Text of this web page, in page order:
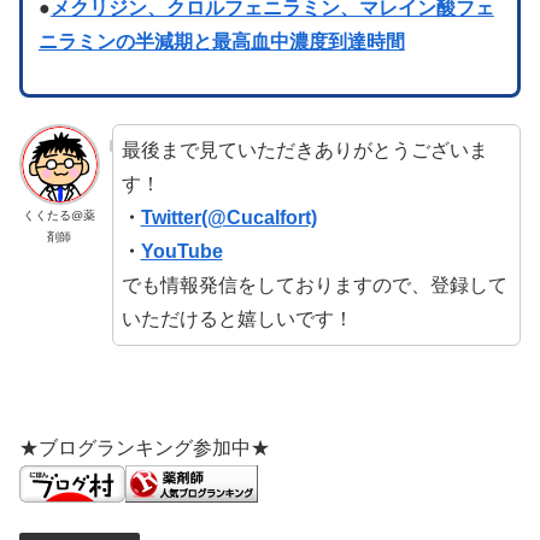
● メクリジン、クロルフェニラミン、マレイン酸フェ
ニラミンの半減期と最高血中濃度到達時間
くくたる@薬
剤師
最後まで見ていただきありがとうございま
す！
・ Twitter(@Cucalfort)
・ YouTube
でも情報発信をしておりますので、登録して
いただけると嬉しいです！
★ブログランキング参加中★